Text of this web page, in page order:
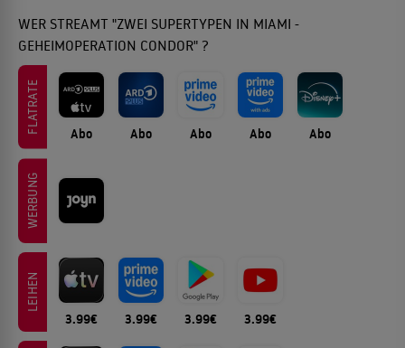
WER STREAMT "ZWEI SUPERTYPEN IN MIAMI -
GEHEIMOPERATION CONDOR" ?
FLATRATE Abo Abo Abo Abo Abo
WERBUNG
LEIHEN
3.99€ 3.99€ 3.99€ 3.99€